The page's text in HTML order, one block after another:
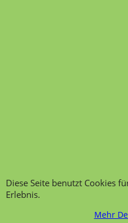
Übersicht Kategorien ,
Diese Seite benutzt Cookies
Erlebnis.
Mehr